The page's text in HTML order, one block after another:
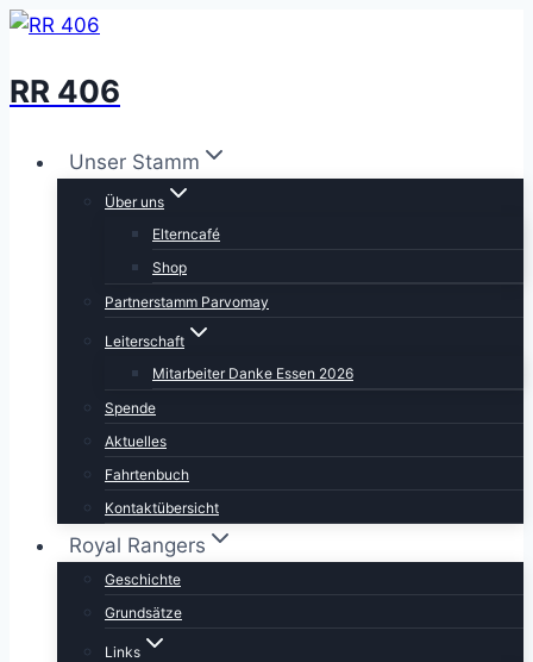
Zum
springen
RR 406
Unser Stamm
Über uns
Elterncafé
Shop
Partnerstamm Parvomay
Leiterschaft
Mitarbeiter Danke Essen 2026
Spende
Aktuelles
Fahrtenbuch
Kontaktübersicht
Royal Rangers
Geschichte
Grundsätze
Links